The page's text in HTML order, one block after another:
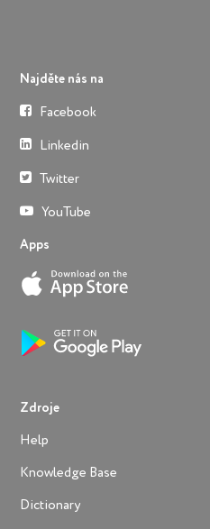
Najděte nás na
Facebook
Linkedin
Twitter
YouTube
Apps
Zdroje
Help
Knowledge Base
Dictionary